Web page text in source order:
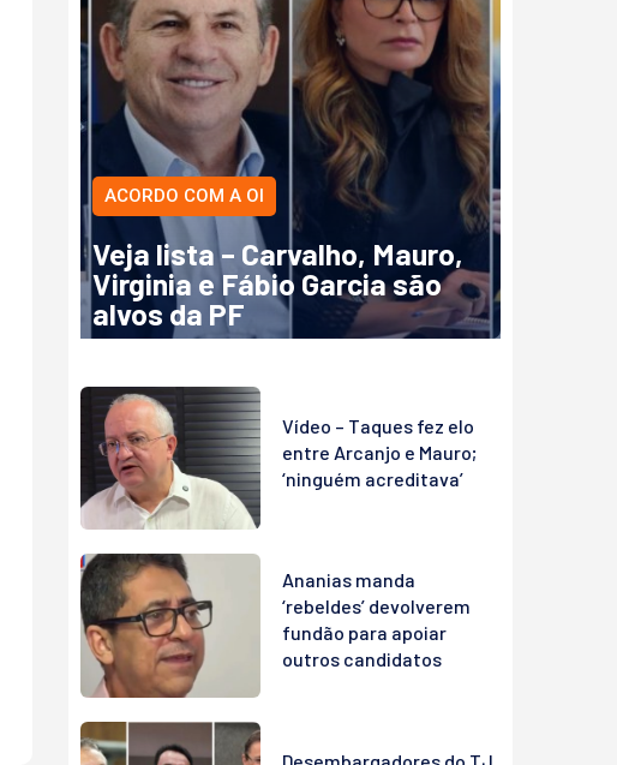
ACORDO COM A OI
Veja lista – Carvalho, Mauro,
Virginia e Fábio Garcia são
alvos da PF
Vídeo – Taques fez elo
entre Arcanjo e Mauro;
‘ninguém acreditava’
Ananias manda
‘rebeldes’ devolverem
fundão para apoiar
outros candidatos